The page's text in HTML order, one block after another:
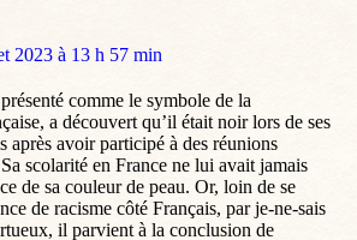
2023 à 13 h 57 min
comme le symbole de la
a découvert qu’il était noir lors de ses
après avoir participé à des réunions
scolarité en France ne lui avait jamais
de sa couleur de peau. Or, loin de se
de racisme côté Français, par je-ne-sais
il parvient à la conclusion de